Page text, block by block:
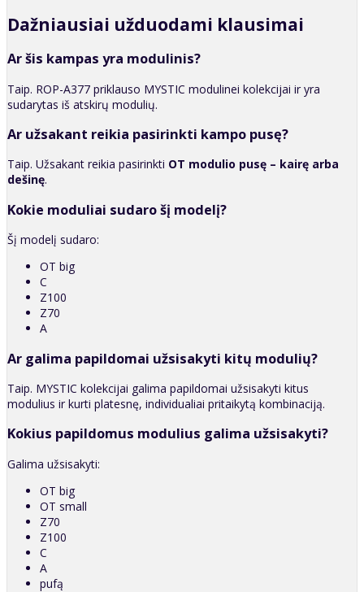
Dažniausiai užduodami klausimai
Ar šis kampas yra modulinis?
Taip. ROP-A377 priklauso MYSTIC modulinei kolekcijai ir yra
sudarytas iš atskirų modulių.
Ar užsakant reikia pasirinkti kampo pusę?
Taip. Užsakant reikia pasirinkti OT modulio pusę – kairę arba
dešinę.
Kokie moduliai sudaro šį modelį?
Šį modelį sudaro:
OT big
C
Z100
Z70
A
Ar galima papildomai užsisakyti kitų modulių?
Taip. MYSTIC kolekcijai galima papildomai užsisakyti kitus
modulius ir kurti platesnę, individualiai pritaikytą kombinaciją.
Kokius papildomus modulius galima užsisakyti?
Galima užsisakyti:
OT big
OT small
Z70
Z100
C
A
pufą